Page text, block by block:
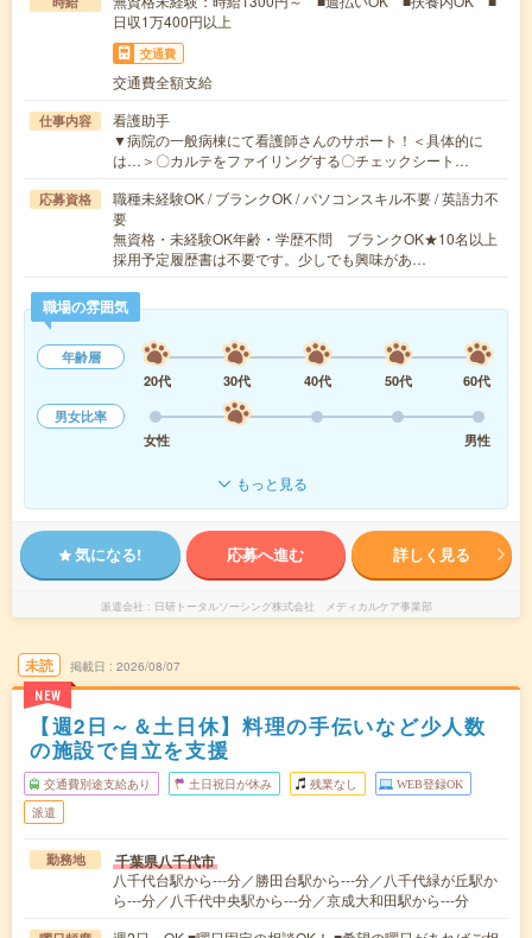
日収1万400円以上
交通費
交通費全額支給
仕事内容
看護助手
▼病院の一般病棟にて看護師さんのサポート！＜具体的に
は…＞〇カルテをファイリングする〇チェックシート…
応募資格
職種未経験OK / ブランクOK / パソコンスキル不要 / 英語力不
要
無資格・未経験OK年齢・学歴不問 ブランクOK★10名以上
採用予定履歴書は不要です。少しでも興味があ…
職場の雰囲気
年齢層
20代
30代 40代 50代
60代
男女比率
女性
男性
もっと見る
気になる! 応募へ進む 詳しく見る
派遣会社 日研トータルソーシング株式会社 メディカルケア事業部
未読
NEW
掲載日 2026/08/07
【週2日～＆土日休】料理の手伝いなど少人数
の施設で自立を支援
交通費別途支給あり 土日祝日が休み 残業なし WEB登録OK
派遣
勤務地 千葉県八千代市
八千代台駅から---分／勝田台駅から---分／八千代緑が丘駅か
ら---分／八千代中央駅から---分／京成大和田駅から---分